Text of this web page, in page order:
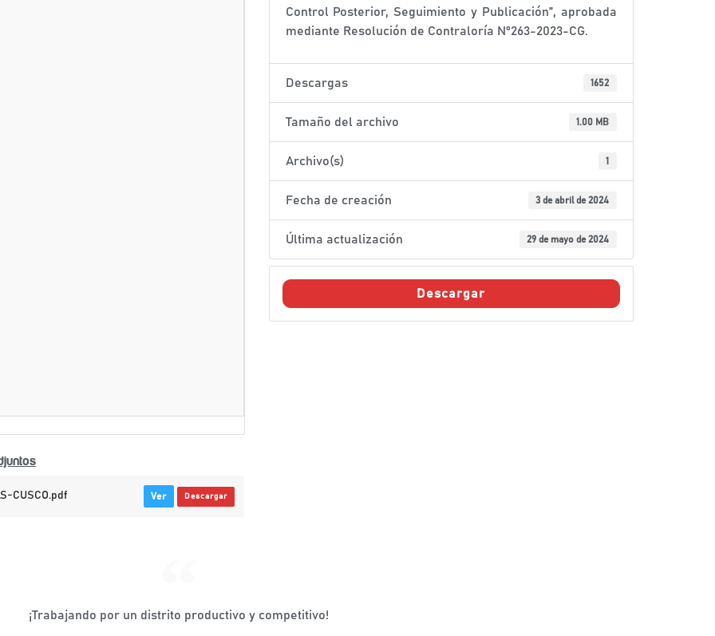
CUSCO.pdf Ver Descargar
Control Posterior, Seguimiento y Publicación”, aprobada
mediante Resolución de Contraloría N°263-2023-CG.
Descargas 1652
Tamaño del archivo 1.00 MB
Archivo(s) 1
Fecha de creación 3 de abril de 2024
Última actualización 29 de mayo de 2024
Descargar
¡Trabajando por un distrito productivo y competitivo!